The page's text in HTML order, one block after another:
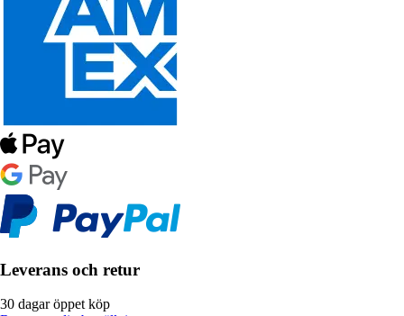
Leverans och retur
30 dagar öppet köp